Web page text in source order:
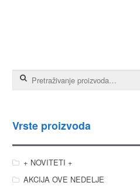
Pretraga za:
Vrste proizvoda
+ NOVITETI +
AKCIJA OVE NEDELJE